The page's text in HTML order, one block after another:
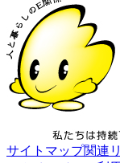
サイトマップ関連